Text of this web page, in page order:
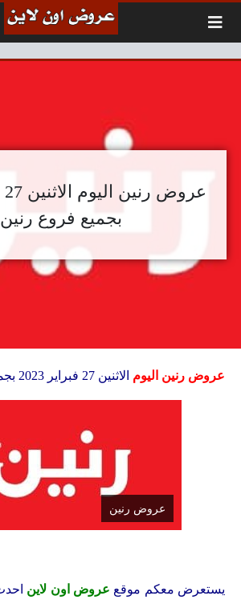
بجميع فروع رنين
عروض رنين اليوم الاثنين 27 فبراير 2023 بجميع فروع رنين
عروض رنين
يستعرض معكم موقع عروض اون لاين